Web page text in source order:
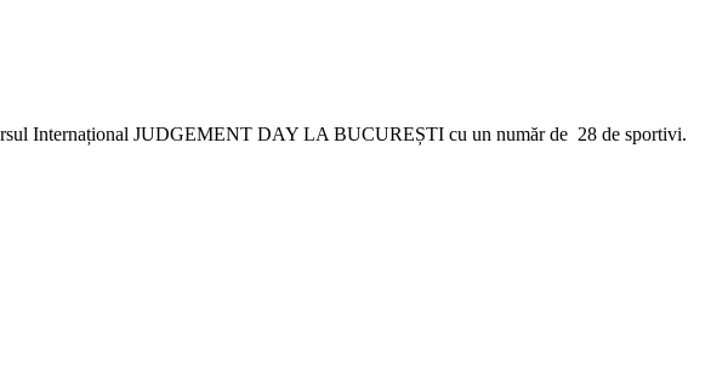
Internațional JUDGEMENT DAY LA BUCUREȘTI cu un număr de 28 de sportivi.